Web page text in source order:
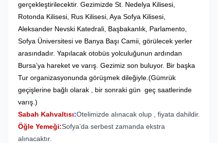
gerçekleştirilecektir. Gezimizde St. Nedelya Kilisesi,
Rotonda Kilisesi, Rus Kilisesi, Aya Sofya Kilisesi,
Aleksander Nevski Katedrali, Başbakanlık, Parlamento,
Sofya Üniversitesi ve Banya Başı Camii, görülecek yerler
arasındadır. Yapılacak otobüs yolculuğunun ardından
Bursa’ya hareket ve varış. Gezimiz son buluyor. Bir başka
Tur organizasyonunda görüşmek dileğiyle.(Gümrük
geçişlerine bağlı olarak , bir sonraki gün geç saatlerinde
varış.)
Sabah Kahvaltısı:Otelimizde alınacak olup , fiyata dahildir.
Öğle Yemeği:Sofya’da serbest zamanda ekstra
alınacaktır.